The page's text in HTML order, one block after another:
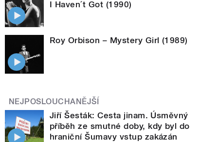
I Haven´t Got (1990)
Roy Orbison – Mystery Girl (1989)
NEJPOSLOUCHANĚJŠÍ
Jiří Šesták: Cesta jinam. Úsměvný
příběh ze smutné doby, kdy byl do
hraniční Šumavy vstup zakázán